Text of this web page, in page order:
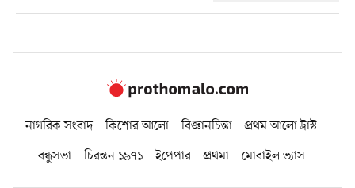
নাগরিক সংবাদ কিশোর আলো বিজ্ঞানচিন্তা
প্রথম আলো ট্রাস্ট
বন্ধুসভা
চিরন্তন ১৯৭১ ইপেপার প্রথমা মোবাইল ভ্যাস